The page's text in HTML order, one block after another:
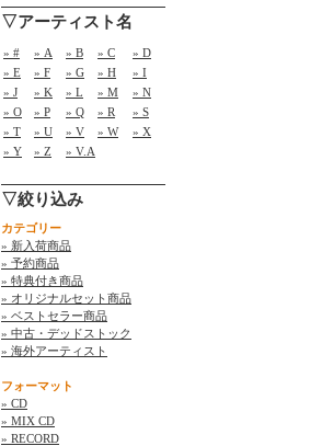
▽アーティスト名
» # » A » B » C
» D
» E
» F » G » H
» I
» J
» K » L » M
» N
» O
» P » Q » R
» S
» T
» U » V » W
» X
» Y
» Z » V.A
▽絞り込み
カテゴリー
» 新入荷商品
» 予約商品
» 特典付き商品
» オリジナルセット商品
» ベストセラー商品
» 中古・デッドストック
» 海外アーティスト
フォーマット
» CD
» MIX CD
» RECORD